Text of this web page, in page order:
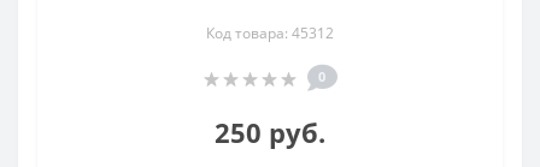
Код товара: 45312
0
250 руб.